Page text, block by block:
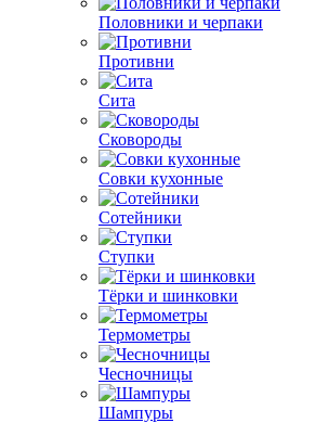
Половники и черпаки
Противни
Сита
Сковороды
Совки кухонные
Сотейники
Ступки
Тёрки и шинковки
Термометры
Чесночницы
Шампуры